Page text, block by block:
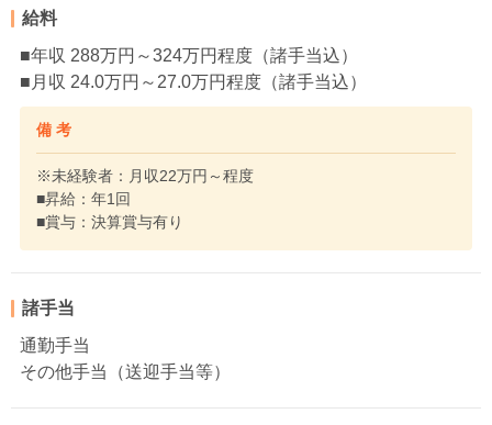
給料
■年収 288万円～324万円程度（諸手当込）
■月収 24.0万円～27.0万円程度（諸手当込）
備 考
※未経験者：月収22万円～程度
■昇給：年1回
■賞与：決算賞与有り
諸手当
通勤手当
その他手当（送迎手当等）